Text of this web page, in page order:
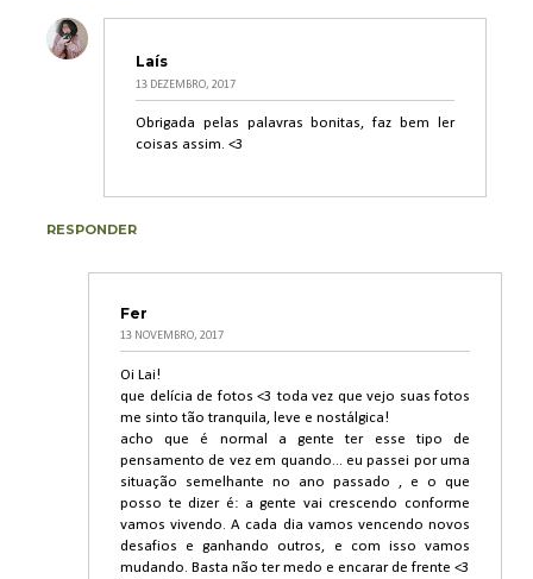
Laís
13 DEZEMBRO, 2017
Obrigada pelas palavras bonitas, faz bem ler
coisas assim. <3
RESPONDER
Fer
13 NOVEMBRO, 2017
Oi Lai!
que delícia de fotos <3 toda vez que vejo suas fotos
me sinto tão tranquila, leve e nostálgica!
acho que é normal a gente ter esse tipo de
pensamento de vez em quando... eu passei por uma
situação semelhante no ano passado , e o que
posso te dizer é: a gente vai crescendo conforme
vamos vivendo. A cada dia vamos vencendo novos
desafios e ganhando outros, e com isso vamos
mudando. Basta não ter medo e encarar de frente <3